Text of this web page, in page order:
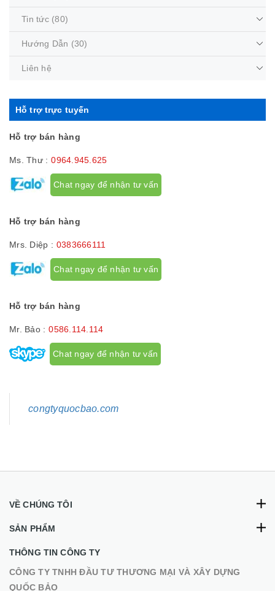
Tin tức (80)
Hướng Dẫn (30)
Liên hệ
Hỗ trợ trực tuyến
Hỗ trợ bán hàng
Ms. Thư : 0964.945.625
Chat ngay để nhận tư vấn
Hỗ trợ bán hàng
Mrs. Diệp : 0383666111
Chat ngay để nhận tư vấn
Hỗ trợ bán hàng
Mr. Bảo : 0586.114.114
Chat ngay để nhận tư vấn
congtyquocbao.com
VỀ CHÚNG TÔI
SẢN PHẨM
THÔNG TIN CÔNG TY
CÔNG TY TNHH ĐẦU TƯ THƯƠNG MẠI VÀ XÂY DỰNG
QUỐC BẢO